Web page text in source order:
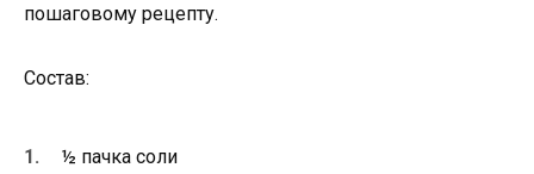
пошаговому рецепту.
Состав:
½ пачка соли